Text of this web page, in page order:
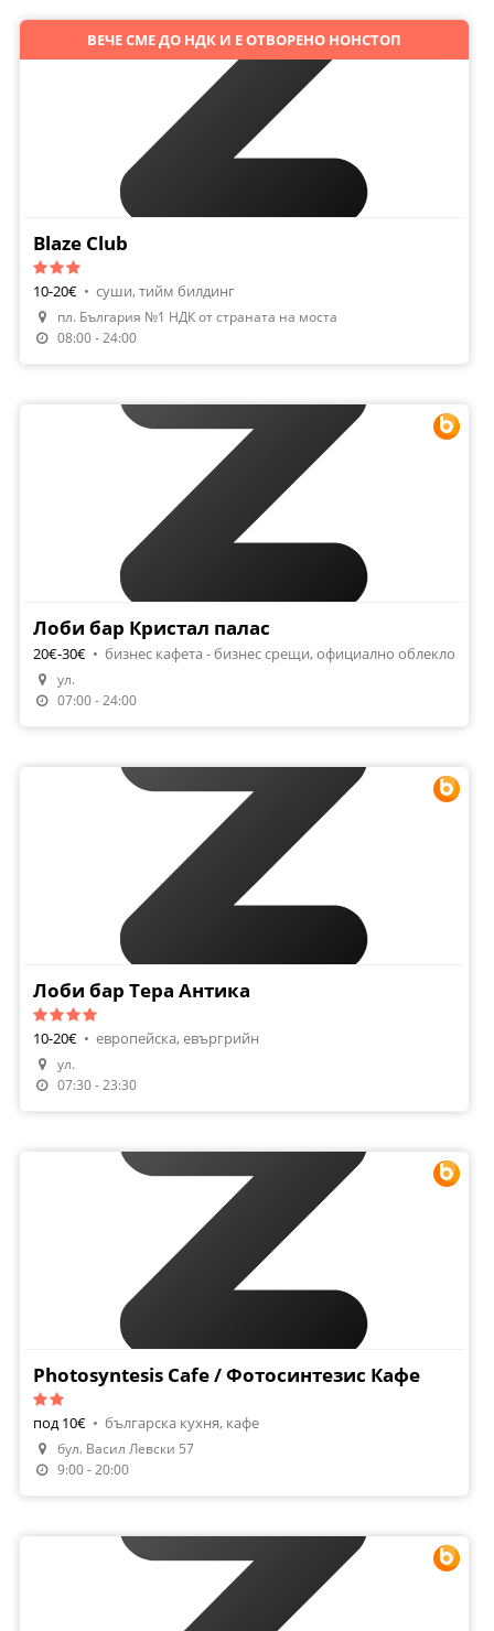
Направи Резервация
ВЕЧЕ СМЕ ДО НДК И Е ОТВОРЕНО НОНСТОП
Blaze Club
10-20€ • суши, тийм билдинг
пл. България №1 НДК от страната на моста
08:00 - 24:00
Направи Резервация
Лоби бар Кристал палас
20€-30€ • бизнес кафета - бизнес срещи, официално облекло
ул.
07:00 - 24:00
Направи Резервация
Лоби бар Тера Антика
10-20€ • европейска, евъргрийн
ул.
07:30 - 23:30
Направи Резервация
Photosyntesis Cafe / Фотосинтезис Кафе
под 10€ • българска кухня, кафе
бул. Васил Левски 57
9:00 - 20:00